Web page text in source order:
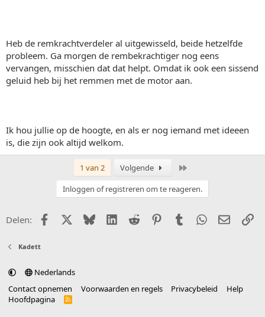
Heb de remkrachtverdeler al uitgewisseld, beide hetzelfde
probleem. Ga morgen de rembekrachtiger nog eens
vervangen, misschien dat dat helpt. Omdat ik ook een sissend
geluid heb bij het remmen met de motor aan.
Ik hou jullie op de hoogte, en als er nog iemand met ideeen
is, die zijn ook altijd welkom.
1 van 2 Volgende
Inloggen of registreren om te reageren.
Delen: FacebookX (Twitter)
BlueskyLinkedIn
Reddit PinterestTumblr WhatsApp
E-mail
Kadett
Nederlands
Contact opnemen
Voorwaarden en regels Privacybeleid
Help
Hoofdpagina
R